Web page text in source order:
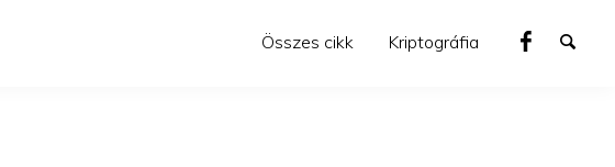
Összes cikk Kriptográfia